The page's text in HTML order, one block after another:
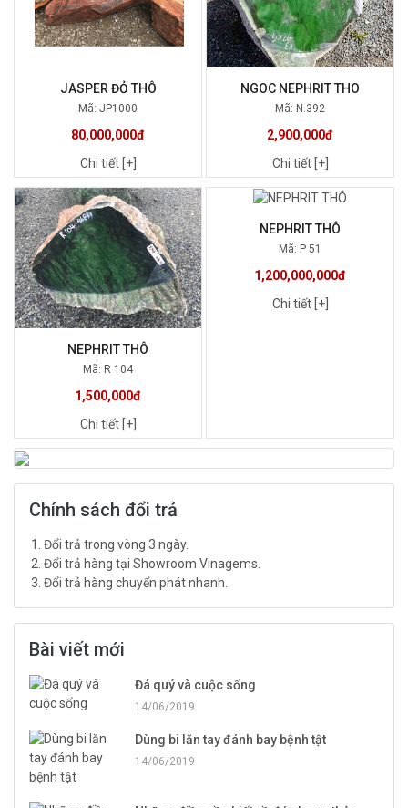
JASPER ĐỎ THÔ
Mã: JP1000
80,000,000đ
Chi tiết [+]
NGOC NEPHRIT THO
Mã: N.392
2,900,000đ
Chi tiết [+]
NEPHRIT THÔ
Mã: R 104
1,500,000đ
Chi tiết [+]
NEPHRIT THÔ
Mã: P 51
1,200,000,000đ
Chi tiết [+]
Chính sách đổi trả
Đổi trả trong vòng 3 ngày.
Đổi trả hàng tại Showroom Vinagems.
Đổi trả hàng chuyển phát nhanh.
Bài viết mới
Đá quý và cuộc sống
14/06/2019
Dùng bi lăn tay đánh bay bệnh tật
14/06/2019